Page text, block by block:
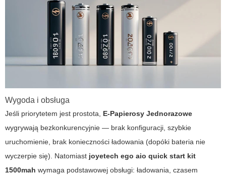
Wygoda i obsługa
Jeśli priorytetem jest prostota, E-Papierosy Jednorazowe
wygrywają bezkonkurencyjnie — brak konfiguracji, szybkie
uruchomienie, brak konieczności ładowania (dopóki bateria nie
wyczerpie się). Natomiast joyetech ego aio quick start kit
1500mah wymaga podstawowej obsługi: ładowania, czasem